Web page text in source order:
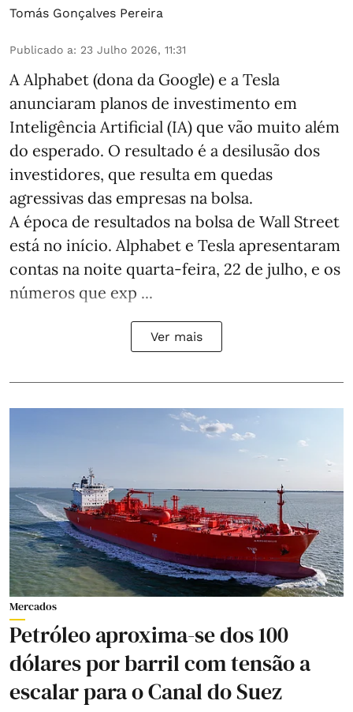
Tomás Gonçalves Pereira
Publicado a: 23 Julho 2026, 11:31
A Alphabet (dona da Google) e a Tesla
anunciaram planos de investimento em
Inteligência Artificial (IA) que vão muito além
do esperado. O resultado é a desilusão dos
investidores, que resulta em quedas
agressivas das empresas na bolsa.
A época de resultados na bolsa de Wall Street
está no início. Alphabet e Tesla apresentaram
contas na noite quarta-feira, 22 de julho, e os
números que exp ...
Ver mais
Mercados
Petróleo aproxima-se dos 100
dólares por barril com tensão a
escalar para o Canal do Suez